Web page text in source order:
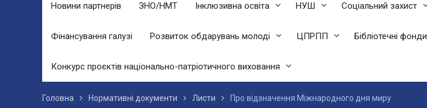
Новини партнерів ЗНО/НМТ Інклюзивна освіта НУШ Соціальний захист
Фінансування галузі Розвиток обдарувань молоді ЦПРПП Бібліотечні фонди
Конкурс проєктів національно-патріотичного виховання
Головна Нормативні документи Листи Про відзначення Міжнародного дня миру